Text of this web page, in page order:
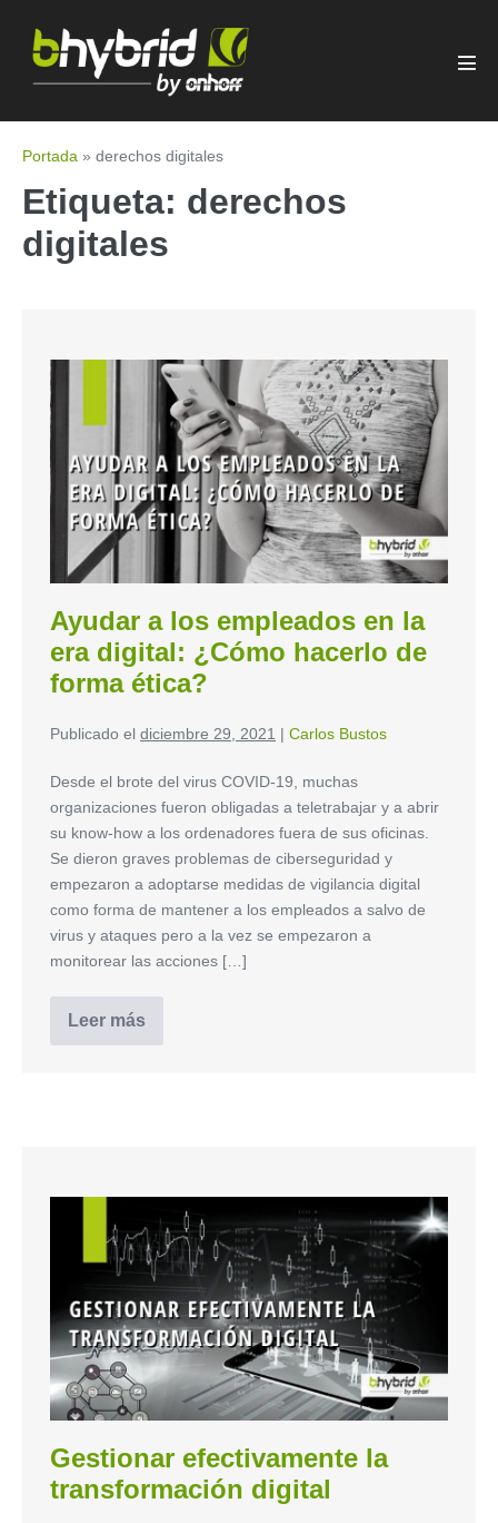
Portada » derechos digitales
Etiqueta: derechos
digitales
Ayudar a los empleados en la
era digital: ¿Cómo hacerlo de
forma ética?
Publicado el diciembre 29, 2021 | Carlos Bustos
Desde el brote del virus COVID-19, muchas
organizaciones fueron obligadas a teletrabajar y a abrir
su know-how a los ordenadores fuera de sus oficinas.
Se dieron graves problemas de ciberseguridad y
empezaron a adoptarse medidas de vigilancia digital
como forma de mantener a los empleados a salvo de
virus y ataques pero a la vez se empezaron a
monitorear las acciones […]
Leer más
Gestionar efectivamente la
transformación digital